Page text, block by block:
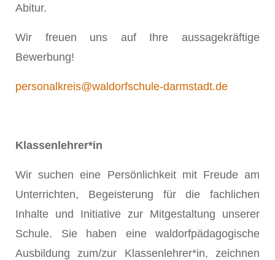
Abitur.
Wir freuen uns auf Ihre aussagekräftige
Bewerbung!
personalkreis@waldorfschule-darmstadt.de
Klassenlehrer*in
Wir suchen eine Persönlichkeit mit Freude am
Unterrichten, Begeisterung für die fachlichen
Inhalte und Initiative zur Mitgestaltung unserer
Schule. Sie haben eine waldorfpädagogische
Ausbildung zum/zur Klassenlehrer*in, zeichnen